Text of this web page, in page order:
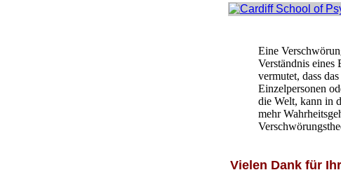
Eine
Verständnis eines
vermutet, dass
Einzelpersonen
die Welt, kann in
mehr
Vielen Dank für